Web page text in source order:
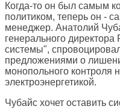
Когда-то он был самым
политиком, теперь он -
менеджер. Анатолий
генерального
системы",
предложениями о
монопольного контроля
электроэнергетикой.
Чубайс хочет оставить